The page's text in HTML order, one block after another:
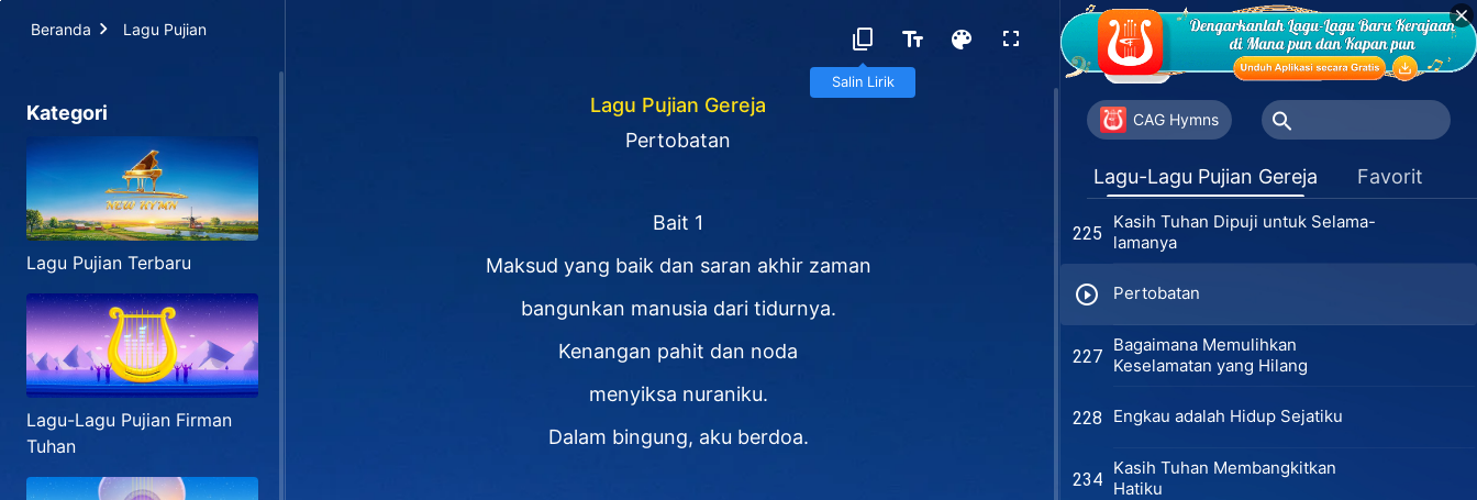
Beranda Lagu Pujian
Salin Lirik
Kategori
Lagu Pujian Terbaru
Lagu-Lagu Pujian Firman
Tuhan
Lagu Pujian Gereja
Pertobatan
Bait 1
Maksud yang baik dan saran akhir zaman
bangunkan manusia dari tidurnya.
Kenangan pahit dan noda
menyiksa nuraniku.
Dalam bingung, aku berdoa.
CAG Hymns
Lagu-Lagu Pujian Gereja Favorit
217 Mencari Sahabat Karib
220
Kita adalah Saksi-saksi bagi Kristus
Akhir Zaman
224 Tuhan Ada dalam Hatiku
225
Kasih Tuhan Dipuji untuk Selama-
lamanya
Pertobatan
227
Bagaimana Memulihkan
Keselamatan yang Hilang
228 Engkau adalah Hidup Sejatiku
234
Kasih Tuhan Membangkitkan
Hatiku